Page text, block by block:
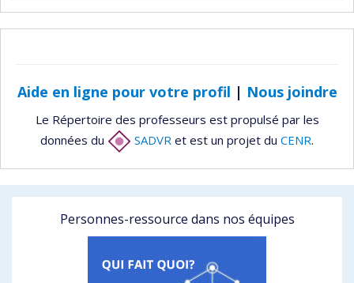
Aide en ligne pour votre profil | Nous joindre
Le Répertoire des professeurs est propulsé par les
données du
SADVR et est un projet du CENR.
Personnes-ressource dans nos équipes